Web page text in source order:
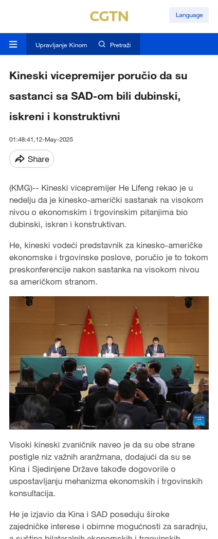
Language
Upravljanje Kinom Pretraži
Kineski vicepremijer poručio da su
sastanci sa SAD-om bili dubinski,
iskreni i konstruktivni
01:48:41,12-May-2025
Share
(KMG)-- Kineski vicepremijer He Lifeng rekao je u
nedelju da je kinesko-američki sastanak na visokom
nivou o ekonomskim i trgovinskim pitanjima bio
dubinski, iskren i konstruktivan.
He, kineski vodeći predstavnik za kinesko-američke
ekonomske i trgovinske poslove, poručio je to tokom
preskonferencije nakon sastanka na visokom nivou
sa američkom stranom.
Visoki kineski zvaničnik naveo je da su obe strane
postigle niz važnih aranžmana, dodajući da su se
Kina i Sjedinjene Države takođe dogovorile o
uspostavljanju mehanizma ekonomskih i trgovinskih
konsultacija.
He je izjavio da Kina i SAD poseduju široke
zajedničke interese i obimne mogućnosti za saradnju,